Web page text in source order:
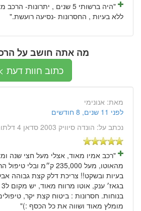
"היה ברשותי 5 שנים , יתרונות-
ללא בעיות , החסרונות -נסיעה רועשת."
מה אתה חושב על
כתוב חוות דעת
מאת: אנונימי
לפני 11 שנים, 8 חודשים
נכתב על: הונדה סיוויק 2003 סדאן 4 דלתות
"רכב אמיו מאוד, אצלי מעל חצי שנה
מהאוטו, מעל 235,000 ק״מ
בעיות ובשקט!! צריכת דלק קצת גבוהה
בנוחות. חסרונות : ביטוח קצת יקר,
מומלץ מאוד ושווה את כל הכסף :)"